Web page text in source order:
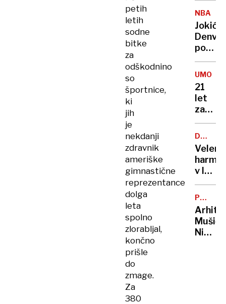
petih
letih
sodne
bitke
za
odškodnino
so
športnice,
ki
jih
je
nekdanji
zdravnik
ameriške
gimnastične
reprezentance
dolga
leta
spolno
zlorabljal,
končno
prišle
do
zmage.
Za
380
smo
že
več
kot
1000
žrtev
NBA
Jokić
Denver
do
nove
zmage
UMOR
21
let
Bančni
s
pasom
zadavil
ženo
v lov
na
nov
rekord
CENTER
Mušič:
Nikoli